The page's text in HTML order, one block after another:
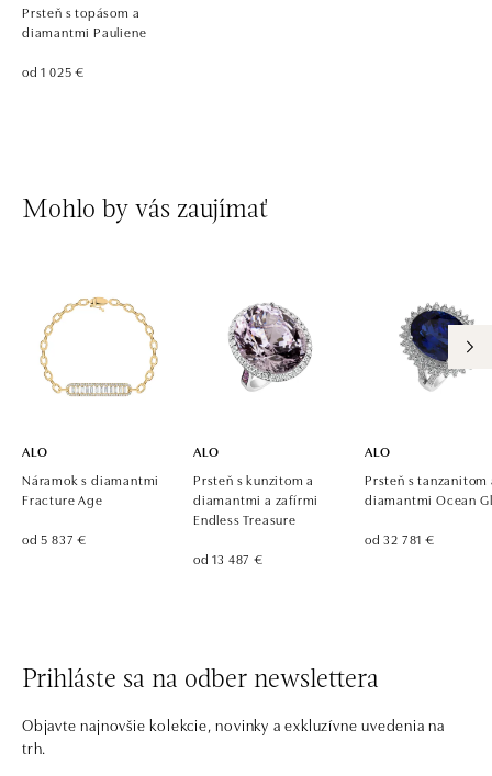
Prsteň s topásom a
diamantmi Pauliene
od 1 025 €
Mohlo by vás zaujímať
ALO
Náramok s diamantmi
Fracture Age
od 5 837 €
ALO
Prsteň s kunzitom a
diamantmi a zafírmi
Endless Treasure
od 13 487 €
ALO
Prsteň s tanzanitom
diamantmi Ocean
od 32 781 €
Prihláste sa na odber newslettera
Objavte najnovšie kolekcie, novinky a exkluzívne uvedenia na
trh.